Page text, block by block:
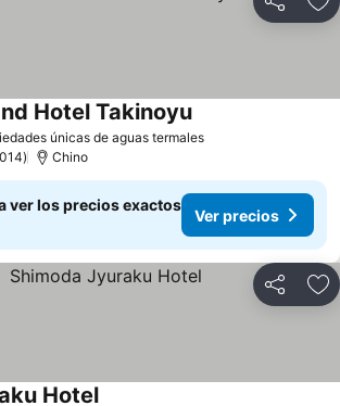
Compartir
únicas de aguas termalesVer precios
Hotel TakinoyuVer precios
Chino
ver los precios exactos
Ver precios
Compartir
Hotel